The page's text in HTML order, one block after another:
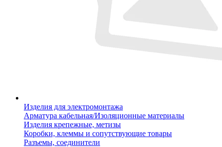
Изделия для электромонтажа
Арматура кабельная/Изоляционные материалы
Изделия крепежные, метизы
Коробки, клеммы и сопутствующие товары
Разъемы, соединители